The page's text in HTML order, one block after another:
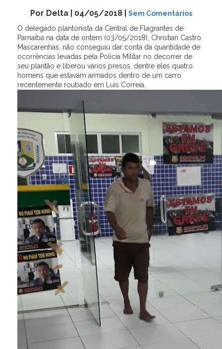
Por Delta | 04/05/2018 |
Sem Comentários
O delegado plantonista da Central de Flagrantes de
Parnaíba na data de ontem (03/05/2018), Christian Castro
Mascarenhas, não conseguiu dar conta da quantidade de
ocorrências levadas pela Polícia Militar no decorrer de
seu plantão e liberou vários presos, dentre eles quatro
homens que estavam armados dentro de um carro
recentemente roubado em Luís Correia.